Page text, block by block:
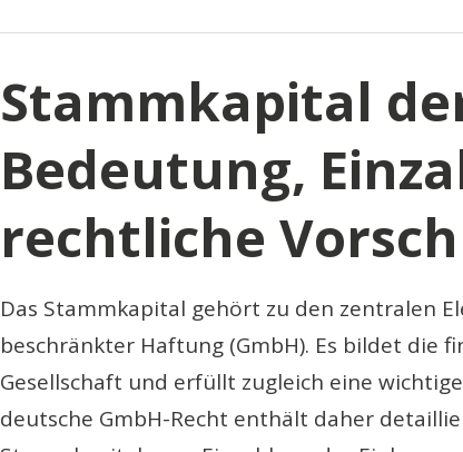
Stammkapital
Bedeutung,
rechtliche
Das Stammkapital gehört zu den zentralen
beschränkter Haftung (GmbH). Es bildet die
Gesellschaft und erfüllt zugleich eine
deutsche GmbH-Recht enthält daher